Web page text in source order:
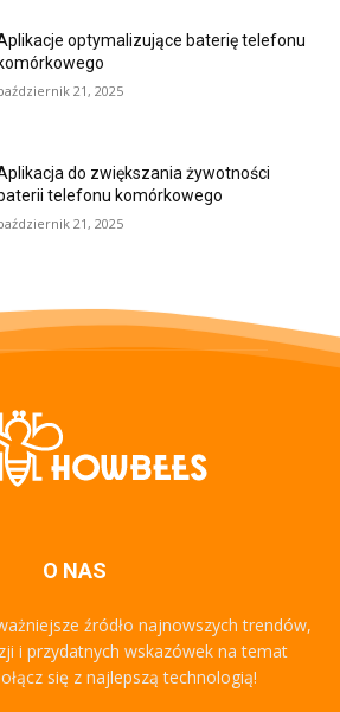
optymalizujące baterię telefonu
komórkowego
21, 2025
do zwiększania żywotności
baterii telefonu komórkowego
21, 2025
O NAS
źródło najnowszych trendów,
i przydatnych wskazówek na temat
się z najlepszą technologią!